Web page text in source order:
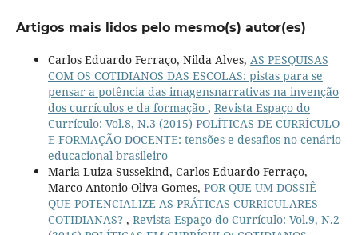
Artigos mais lidos pelo mesmo(s) autor(es)
Carlos Eduardo Ferraço, Nilda Alves, AS PESQUISAS
COM OS COTIDIANOS DAS ESCOLAS: pistas para se
pensar a potência das imagensnarrativas na invenção
dos currículos e da formação , Revista Espaço do
Currículo: Vol.8, N.3 (2015) POLÍTICAS DE CURRÍCULO
E FORMAÇÃO DOCENTE: tensões e desafios no cenário
educacional brasileiro
Maria Luiza Sussekind, Carlos Eduardo Ferraço,
Marco Antonio Oliva Gomes, POR QUE UM DOSSIÊ
QUE POTENCIALIZE AS PRÁTICAS CURRICULARES
COTIDIANAS? , Revista Espaço do Currículo: Vol.9, N.2